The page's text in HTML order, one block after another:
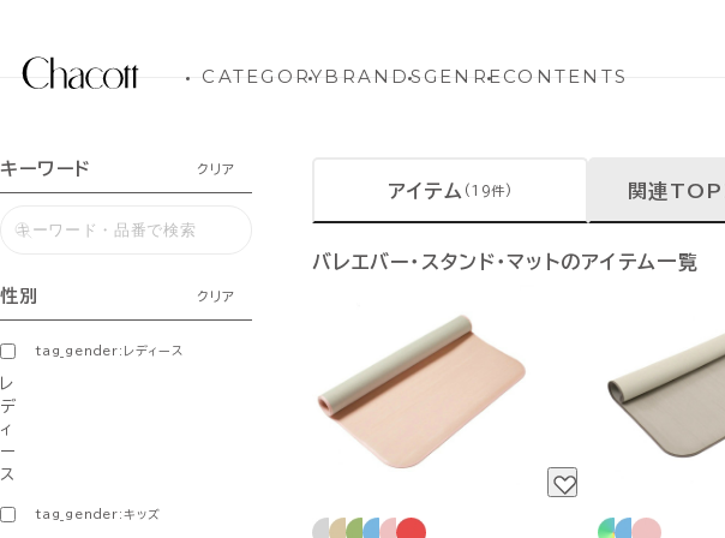
CATEGORYBRANDSGENRECONTENTS
キーワード クリア
性別 クリア
tag_gender:レディース
レ
デ
ィ
ー
ス
tag_gender:キッズ
アイテム (19件) 関連
バレエバー・スタンド・マットのアイテム一覧